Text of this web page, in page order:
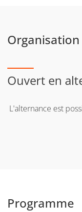
Organisation
Ouvert en
L'alternance est
Programme